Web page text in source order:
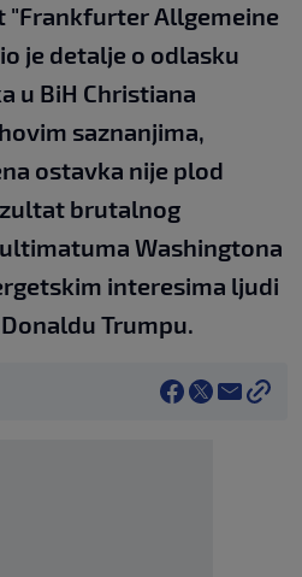
"Frankfurter Allgemeine
je detalje o odlasku
u BiH Christiana
saznanjima,
ostavka nije plod
brutalnog
Washingtona
interesima ljudi
Trumpu.